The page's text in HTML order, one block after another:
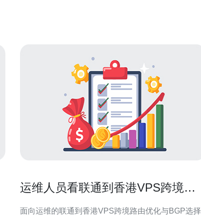
运维人员看联通到香港VPS跨境路
面向运维的联通到香港VPS跨境路由优化与BGP选择